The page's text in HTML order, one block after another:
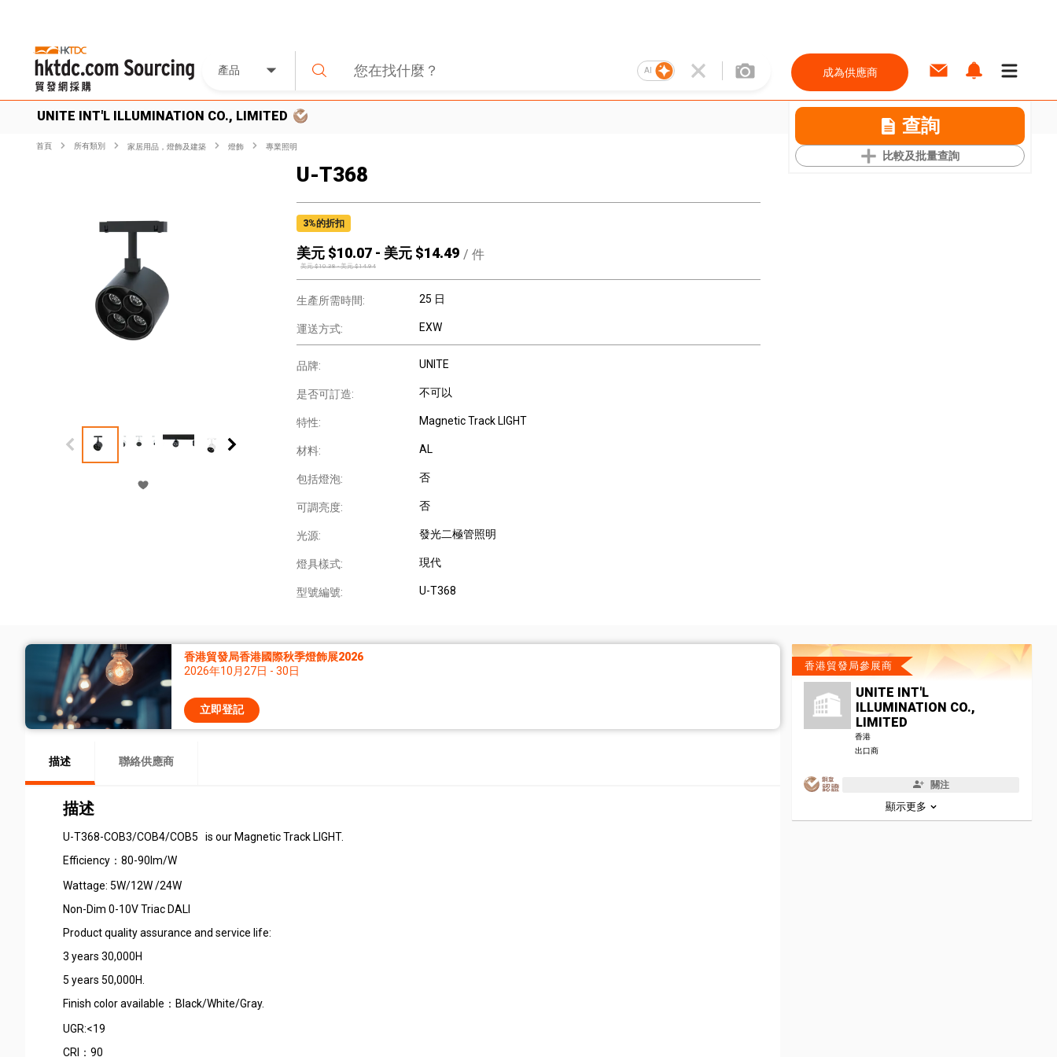
產品 AI 成為供應商
UNITE INT'L ILLUMINATION CO., LIMITED 查詢
比較及批量查詢
首頁 所有類別 家居用品，燈飾及建築 燈飾 專業照明
U-T368
3%的折扣
美元 $10.07 - 美元 $14.49 / 件
美元 $10.38-美元 $14.94
生產所需時間: 25 日
運送方式: EXW
品牌: UNITE
是否可訂造: 不可以
特性: Magnetic Track LIGHT
材料: AL
包括燈泡: 否
可調亮度: 否
光源: 發光二極管照明
燈具樣式: 現代
型號編號: U-T368
香港貿發局香港國際秋季燈飾展2026
2026年10月27日 - 30日
立即登記
描述 聯絡供應商
描述
U-T368-COB3/COB4/COB5 is our Magnetic Track LIGHT.
Efficiency：80-90lm/W
Wattage: 5W/12W /24W
Non-Dim 0-10V Triac DALI
Product quality assurance and service life:
3 years 30,000H
5 years 50,000H.
Finish color available：Black/White/Gray.
UGR:<19
CRI：90
香港貿發局參展商
UNITE INT'L
ILLUMINATION CO.,
LIMITED
香港
出口商
關注
顯示更多